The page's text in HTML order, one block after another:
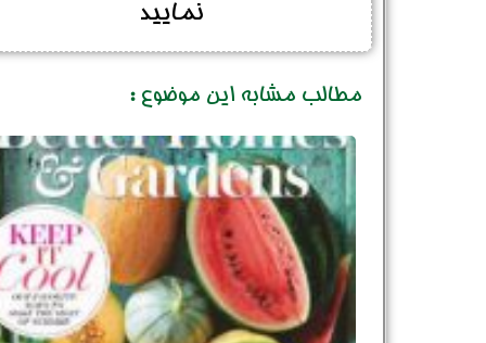
نمایید
مطالب مشابه این موضوع :